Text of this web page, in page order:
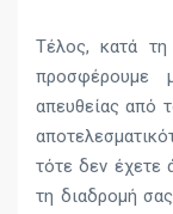
Τέλος, κατά
προσφέρουμε
απευθείας από
τότε δεν έχετε
τη διαδρομή